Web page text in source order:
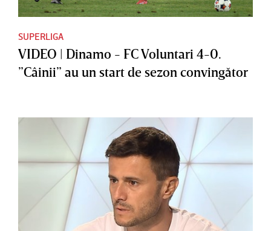
SUPERLIGA
VIDEO | Dinamo - FC Voluntari 4-0.
”Câinii” au un start de sezon convingător